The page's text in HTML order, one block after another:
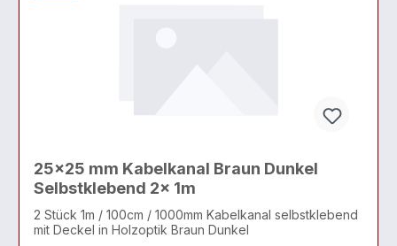
25x25 mm Kabelkanal Braun Dunkel
Selbstklebend 2x 1m
2 Stück 1m / 100cm / 1000mm Kabelkanal selbstklebend
mit Deckel in Holzoptik Braun Dunkel